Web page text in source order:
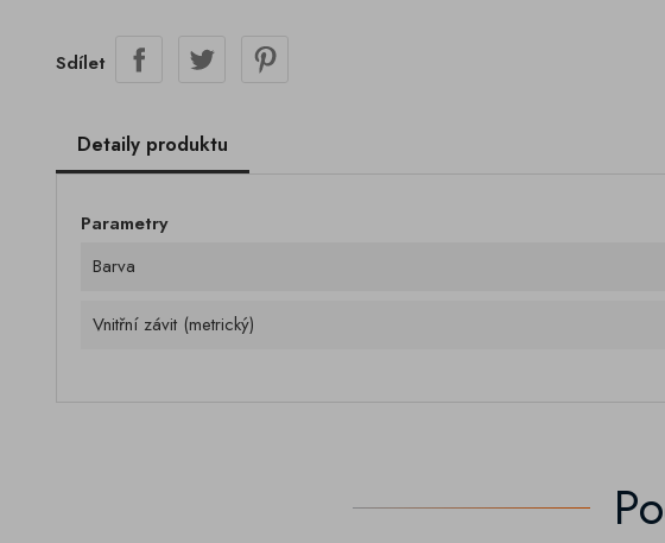
Sdílet
Detaily produktu
Parametry
Barva
Vnitřní závit (metrický)